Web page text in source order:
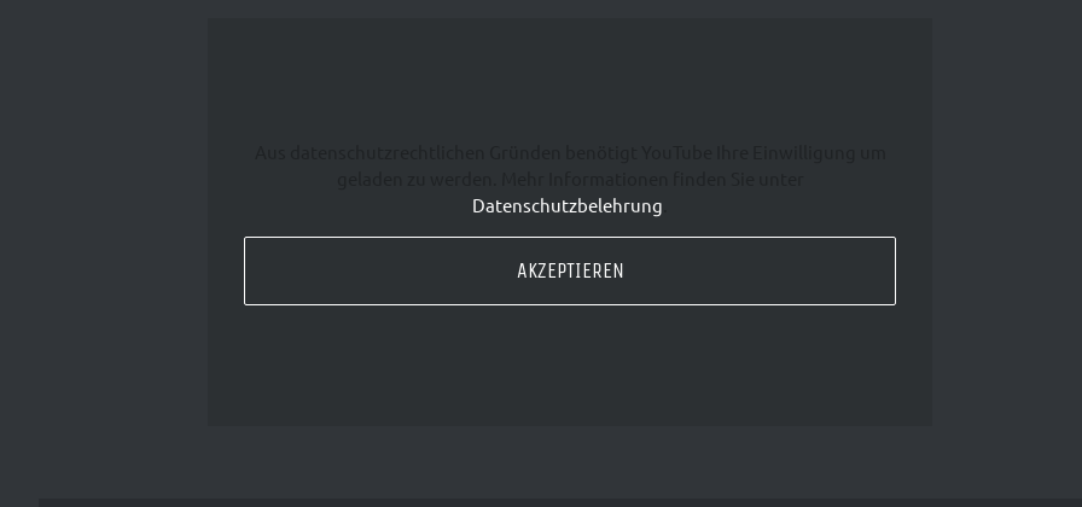
Datenschutzbelehrung
AKZEPTIEREN